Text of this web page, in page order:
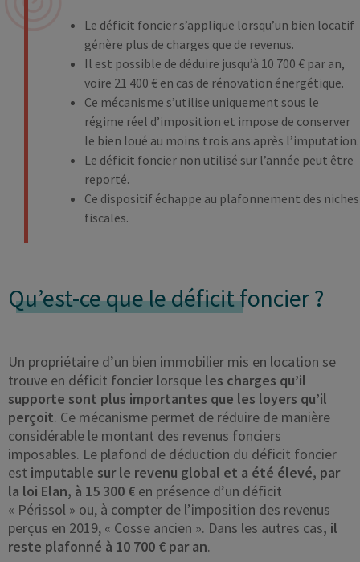
Le déficit foncier s’applique lorsqu’un bien locatif
génère plus de charges que de revenus.
Il est possible de déduire jusqu’à 10 700 € par an,
voire 21 400 € en cas de rénovation énergétique.
Ce mécanisme s’utilise uniquement sous le
régime réel d’imposition et impose de conserver
le bien loué au moins trois ans après l’imputation.
Le déficit foncier non utilisé sur l’année peut être
reporté.
Ce dispositif échappe au plafonnement des niches
fiscales.
Qu’est-ce que le déficitfoncier ?
Un propriétaire d’un bien immobilier mis en location se
trouve en déficit foncier lorsque les charges qu’il
supporte sont plus importantes que les loyers qu’il
perçoit. Ce mécanisme permet de réduire de manière
considérable le montant des revenus fonciers
imposables. Le plafond de déduction du déficit foncier
est imputable sur le revenu global et a été élevé, par
la loi Elan, à 15 300 € en présence d’un déficit
« Périssol » ou, à compter de l’imposition des revenus
perçus en 2019, « Cosse ancien ». Dans les autres cas, il
reste plafonné à 10 700 € par an.